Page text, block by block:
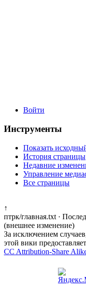
Войти
Инструменты
Показать
История страницы
Недавние
Управление
Все страницы
↑
птрк/главная.txt ·
(внешнее изменение)
За исключением
этой вики
CC Attribution-Share